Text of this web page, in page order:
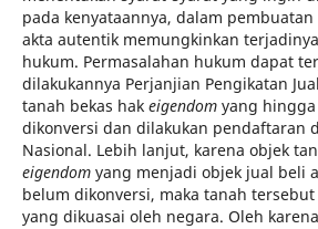
pada kenyataannya, dalam
akta autentik memungkinkan
hukum. Permasalahan hukum dapat
dilakukannya Perjanjian Pengikatan
tanah bekas hak eigendomyang
dikonversi dan dilakukan pendaftaran
Nasional. Lebih lanjut, karena objek
eigendomyang menjadi objek jual beli
belum dikonversi, maka tanah
yang dikuasai oleh negara. Oleh